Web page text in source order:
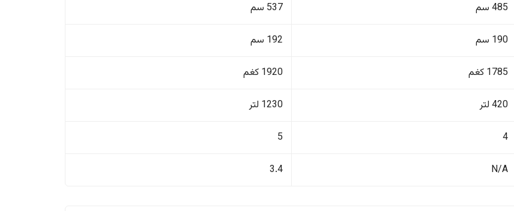
485 سم 537 سم
190 سم 192 سم
1785 كغم 1920 كغم
420 لتر 1230 لتر
4
5
N/A
3.4